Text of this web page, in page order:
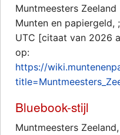
Muntmeesters
Munten en papiergeld,
UTC [citaat van 2026
op:
https://
Bluebook-stijl
Muntmeesters Zeeland,